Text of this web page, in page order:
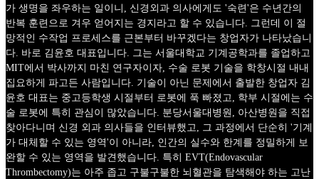
가 생명을 좌우하는 일이니, 신경외과 의사에게도 '숙련'은 수년간의
반복 훈련으로 겨우 얻어지는 경지라고 할 수 있습니다. 그런데 이 절
망적인 수작업 프로세스를 근본부터 바꾸겠다는 창업자가 나타났습니
다. 바로 김윤호 대표입니다. 그는 서울대학교 기계공학과를 졸업하고
MIT에서 박사까지 마친 연구자이자, 수술 로봇 기술을 학창시절 내내
집요하게 파고든 사람입니다. 기술이 아닌 문제에서 출발한 창업자 김
윤호 대표는 중고등학생 시절부터 로봇에 푹 빠졌고, 학부 시절에는 수
술 로봇에 특히 관심이 많았습니다. 분당서울대병원, 아산병원을 직접
찾아다니며 신경 외과 의사들을 인터뷰했고, 그 과정에서 단순히 '기계
가 대체할 수 있는 영역'이 아니라, 인간의 실수와 한계를 정밀하게 보
완할 수 있는 영역을 발견했습니다. 특히 EVT(Endovascular
Thrombectomy)는 아주 좁고 구불구불한 뇌혈관을 탐색해야 하는 고난